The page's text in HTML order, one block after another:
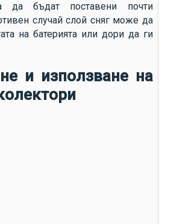
да бъдат поставени почти
случай слой сняг може да
на батерията или дори да ги
и използване на